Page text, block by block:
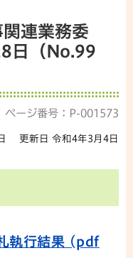
連業務委
日（No.99
ページ番号：P-001573
更新日 令和4年3月4日
執行結果 (pdf